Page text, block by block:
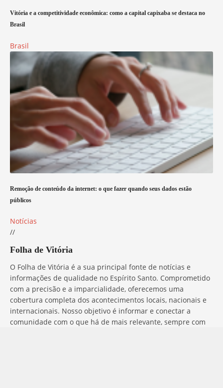
Vitória e a competitividade econômica: como a capital capixaba se destaca no
Brasil
Brasil
Remoção de conteúdo da internet: o que fazer quando seus dados estão
públicos
Notícias
//
Folha de Vitória
O Folha de Vitória é a sua principal fonte de notícias e
informações de qualidade no Espírito Santo. Comprometido
com a precisão e a imparcialidade, oferecemos uma
cobertura completa dos acontecimentos locais, nacionais e
internacionais. Nosso objetivo é informar e conectar a
comunidade com o que há de mais relevante, sempre com